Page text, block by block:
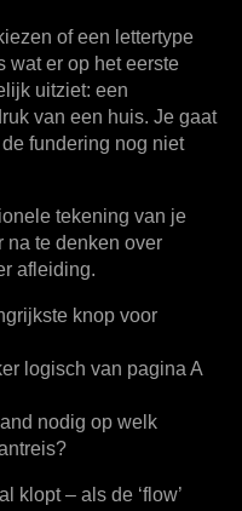
of een lettertype
wat er op het eerste
uitziet: een
van een huis. Je gaat
fundering nog niet
tekening van je
na te denken over
afleiding.
knop voor
logisch van pagina A
nodig op welk
klopt – als de ‘flow’